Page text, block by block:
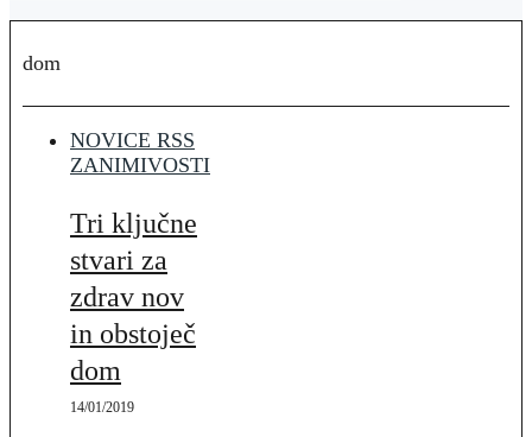
dom
NOVICE RSS
ZANIMIVOSTI
Tri ključne
stvari za
zdrav nov
in obstoječ
dom
14/01/2019